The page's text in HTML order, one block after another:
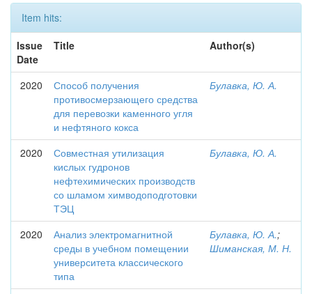
Item hits:
Issue
Date
Title Author(s)
2020
Способ получения
противосмерзающего средства
для перевозки каменного угля
и нефтяного кокса
Булавка, Ю. А.
2020
Совместная утилизация
кислых гудронов
нефтехимических производств
со шламом химводоподготовки
ТЭЦ
Булавка, Ю. А.
2020
Анализ электромагнитной
среды в учебном помещении
университета классического
типа
Булавка, Ю. А.;
Шиманская, М. Н.